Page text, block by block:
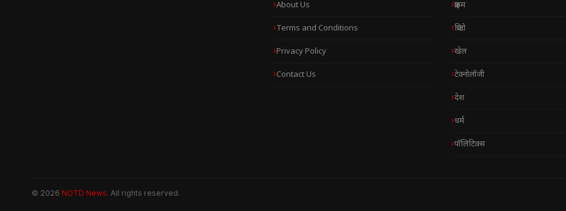
About Us
Terms and Conditions
Privacy Policy
Contact Us
क्राइम
क्रिप्टो
खेल
टेक्नोलॉजी
देश
धर्म
पॉलिटिक्स
© 2026 NOTD News. All rights reserved.